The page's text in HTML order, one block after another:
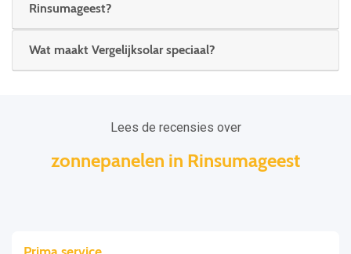
Rinsumageest?
Wat maakt Vergelijksolar speciaal?
Lees de recensies over
zonnepanelen in Rinsumageest